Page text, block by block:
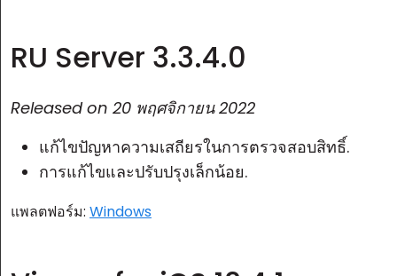
RU Server 3.3.4.0
Released on 20 พฤศจิกายน 2022
แก้ไขปัญหาความเสถียรในการตรวจสอบสิทธิ์.
การแก้ไขและปรับปรุงเล็กน้อย.
แพลตฟอร์ม: Windows